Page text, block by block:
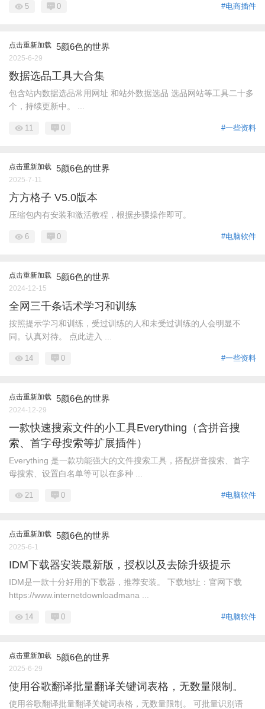
#电商插件
5 0
点击重新加载 5颜6色的世界
2025-6-29
数据选品工具大合集
包含站内数据选品常用网址 和站外数据选品 选品网站等工具二十多
个，持续更新中。 ...
#一些资料
11 0
点击重新加载 5颜6色的世界
2025-7-11
方方格子 V5.0版本
压缩包内有安装和激活教程，根据步骤操作即可。
#电脑软件
6 0
点击重新加载 5颜6色的世界
2024-12-15
全网三千条话术学习和训练
按照提示学习和训练，受过训练的人和未受过训练的人会明显不
同。认真对待。 点此进入 ...
#一些资料
14 0
点击重新加载 5颜6色的世界
2024-12-29
一款快速搜索文件的小工具Everything（含拼音搜
索、首字母搜索等扩展插件）
Everything 是一款功能强大的文件搜索工具，搭配拼音搜索、首字
母搜索、设置白名单等可以在多种 ...
#电脑软件
21 0
点击重新加载 5颜6色的世界
2025-6-1
IDM下载器安装最新版，授权以及去除升级提示
IDM是一款十分好用的下载器，推荐安装。 下载地址：官网下载
https://www.internetdownloadmana ...
#电脑软件
14 0
点击重新加载 5颜6色的世界
2025-6-29
使用谷歌翻译批量翻译关键词表格，无数量限制。
使用谷歌翻译批量翻译关键词表格，无数量限制。 可批量识别语